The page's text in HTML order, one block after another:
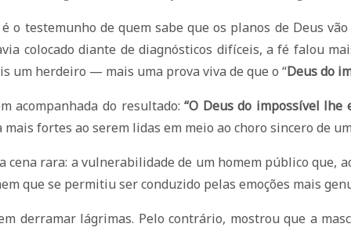
o testemunho de quem sabe que os planos de Deus
colocado diante de diagnósticos difíceis, a fé falou
um herdeiro — mais uma prova viva de que o “Deus do
acompanhada do resultado:“O Deus do impossível
fortes ao serem lidas em meio ao choro sincero de
cena rara: a vulnerabilidade de um homem público que,
que se permitiu ser conduzido pelas emoções mais
derramar lágrimas. Pelo contrário, mostrou que a